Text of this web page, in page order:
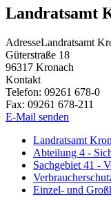
Landratsamt
AdresseLandratsamt
Güterstraße 18
96317 Kronach
Kontakt
Telefon: 09261 678-0
Fax: 09261 678-211
E-Mail senden
Landratsamt
Abteilung 4 -
Sachgebiet 41 -
Einzel- und